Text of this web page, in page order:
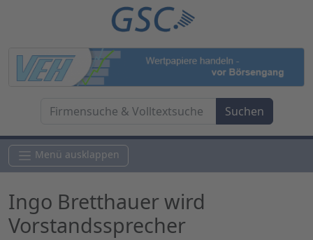
Menü ausklappen
Ingo Bretthauer wird
Vorstandssprecher